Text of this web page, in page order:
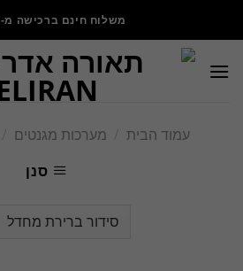
משלוח חינם ברכישה מ- 299 ₪
עמוד הבית / מערכות מגנטים /
סנן